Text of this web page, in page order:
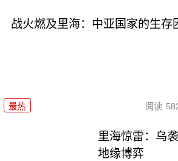
战火燃及里海：中亚国家的生存
最热 阅读
里海惊雷：乌
地缘博弈